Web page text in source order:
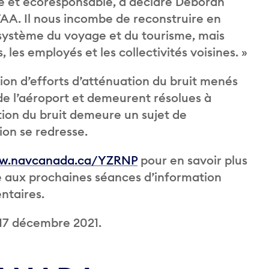
Il nous incombe de reconstruire en
du voyage et du tourisme, mais
employés et les collectivités voisines. »
d’efforts d’atténuation du bruit menés
l’aéroport et demeurent résolues à
du bruit demeure un sujet de
se redresse.
YZRNPpour en savoir plus
prochaines séances d’information
décembre 2021.